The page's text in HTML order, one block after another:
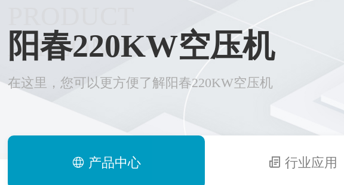
AIRLONG
阳春220KW空压机
在这里，您可以更方便了解阳春220KW空压机
产品中心 行业应用